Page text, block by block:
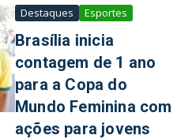
Destaques Esportes
Brasília inicia
contagem de 1 ano
para a Copa do
Mundo Feminina com
ações para jovens